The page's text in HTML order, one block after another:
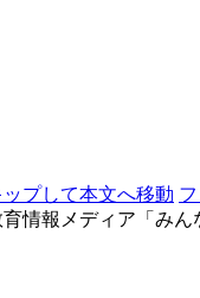
プして本文へ移動
情報メディア「みん